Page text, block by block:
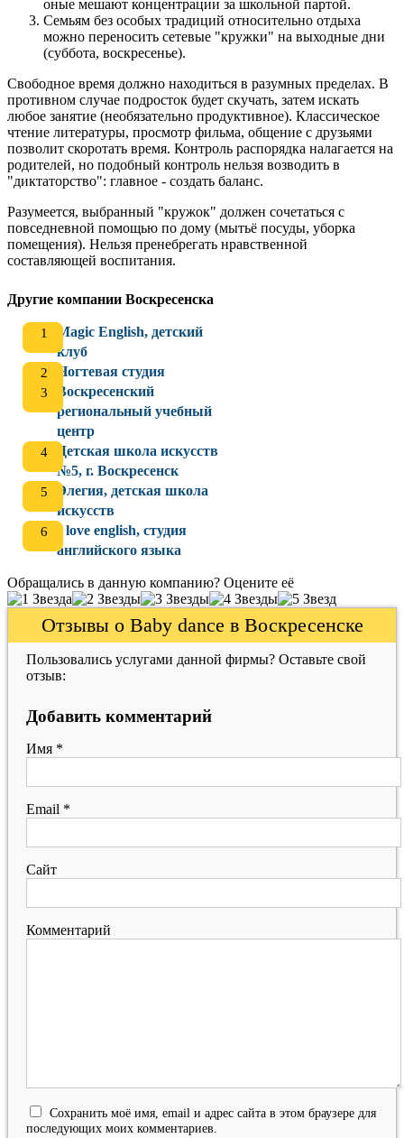
оные мешают концентрации за школьной партой.
Семьям без особых традиций относительно отдыха
можно переносить сетевые "кружки" на выходные дни
(суббота, воскресенье).
Свободное время должно находиться в разумных пределах. В
противном случае подросток будет скучать, затем искать
любое занятие (необязательно продуктивное). Классическое
чтение литературы, просмотр фильма, общение с друзьями
позволит скоротать время. Контроль распорядка налагается на
родителей, но подобный контроль нельзя возводить в
"диктаторство": главное - создать баланс.
Разумеется, выбранный "кружок" должен сочетаться с
повседневной помощью по дому (мытьё посуды, уборка
помещения). Нельзя пренебрегать нравственной
составляющей воспитания.
Другие компании Воскресенска
Magic English, детский
клуб
Ногтевая студия
Воскресенский
региональный учебный
центр
Детская школа искусств
№5, г. Воскресенск
Элегия, детская школа
искусств
I love english, студия
английского языка
Обращались в данную компанию? Оцените её
Отзывы о Baby dance в Воскресенске
Пользовались услугами данной фирмы? Оставьте свой
отзыв:
Добавить комментарий
Имя *
Email *
Сайт
Комментарий
Сохранить моё имя, email и адрес сайта в этом браузере для
последующих моих комментариев.